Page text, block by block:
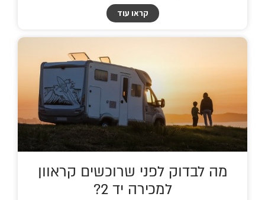
קראו עוד
מה לבדוק לפני שרוכשים קראוון
למכירה יד 2?